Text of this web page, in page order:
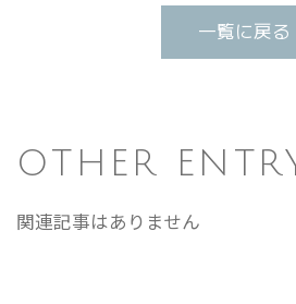
一覧に戻る
OTHER
関連記事はありません